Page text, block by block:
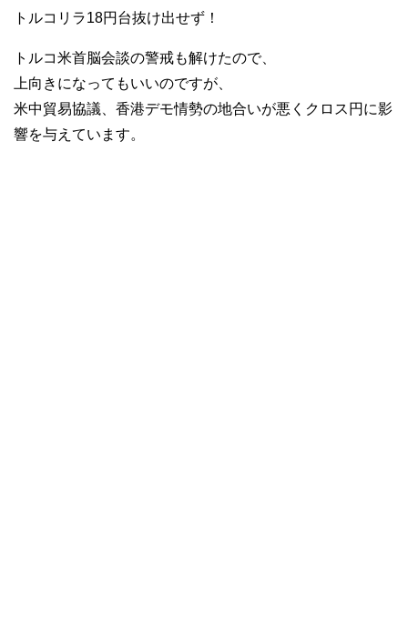
トルコリラ18円台抜け出せず！
トルコ米首脳会談の警戒も解けたので、
上向きになってもいいのですが、
米中貿易協議、香港デモ情勢の地合いが悪くクロス円に影
響を与えています。